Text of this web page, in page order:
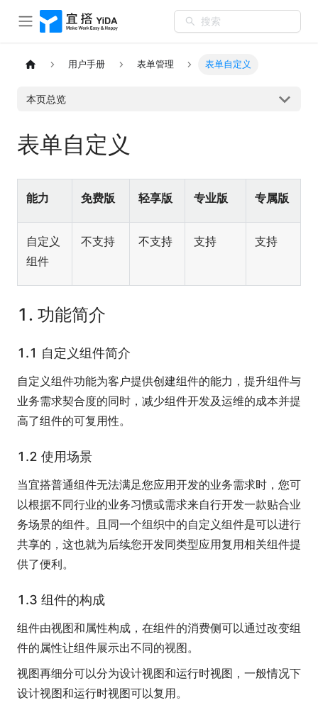
搜索
用户手册 表单管理 表单自定义
本页总览
表单自定义
能力 免费版 轻享版 专业版 专属版
自定义
组件
不支持 不支持 支持 支持
1. 功能简介
1.1 自定义组件简介
自定义组件功能为客户提供创建组件的能力，提升组件与
业务需求契合度的同时，减少组件开发及运维的成本并提
高了组件的可复用性。
1.2 使用场景
当宜搭普通组件无法满足您应用开发的业务需求时，您可
以根据不同行业的业务习惯或需求来自行开发一款贴合业
务场景的组件。且同一个组织中的自定义组件是可以进行
共享的，这也就为后续您开发同类型应用复用相关组件提
供了便利。
1.3 组件的构成
组件由视图和属性构成，在组件的消费侧可以通过改变组
件的属性让组件展示出不同的视图。
视图再细分可以分为设计视图和运行时视图，一般情况下
设计视图和运行时视图可以复用。